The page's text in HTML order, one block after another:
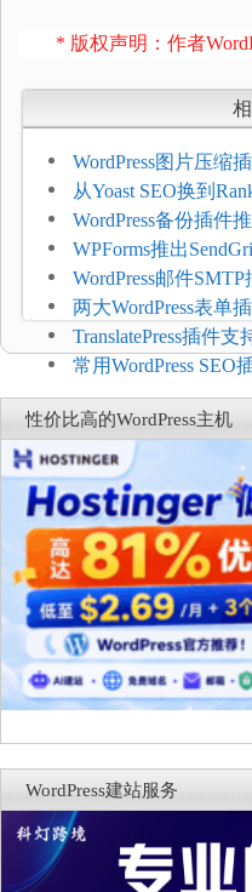
* 版权声明：作者
WordPress图片压缩
Imagify、Smush和
从Yoast SEO换到
换前检查清单
WordPress备份插件
和主机自动备份等方
WPForms推出
系人自动同步
WordPress邮件
FluentSMT对比评测
两大WordPress表单
哪个好
TranslatePress插件
常用WordPress SEO
One SEO对比分析
性价比高的WordPress主机
WordPress建站服务